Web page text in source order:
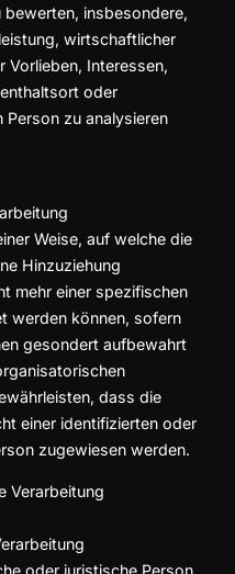
bewerten, insbesondere,
wirtschaftlicher
Vorlieben, Interessen,
oder
zu analysieren
Weise, auf welche die
Hinzuziehung
mehr einer spezifischen
werden können, sofern
gesondert aufbewahrt
dass die
einer identifizierten oder
zugewiesen werden.
Verarbeitung